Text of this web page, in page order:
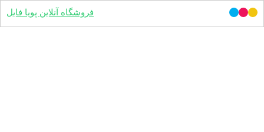
فروشگاه آنلاین پویا فایل